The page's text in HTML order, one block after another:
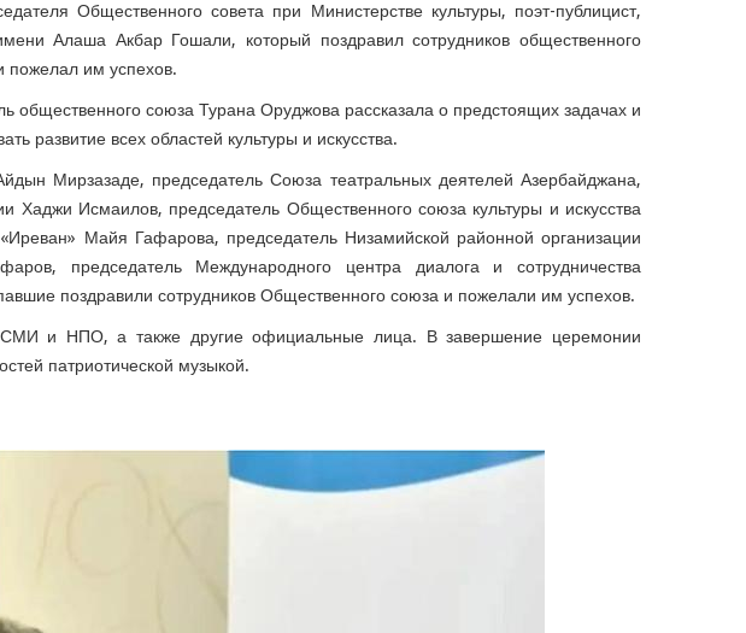
Общественного совета при Министерстве культуры, поэт-публицист,
Алаша Акбар Гошали, который поздравил сотрудников общественного
пожелал им успехов.
общественного союза Турана Оруджова рассказала о предстоящих задачах и
развитие всех областей культуры и искусства.
Мирзазаде, председатель Союза театральных деятелей Азербайджана,
Хаджи Исмаилов, председатель Общественного союза культуры и искусства
Майя Гафарова, председатель Низамийской районной организации
председатель Международного центра диалога и сотрудничества
поздравили сотрудников Общественного союза и пожелали им успехов.
СМИ и НПО, а также другие официальные лица. В завершение церемонии
патриотической музыкой.